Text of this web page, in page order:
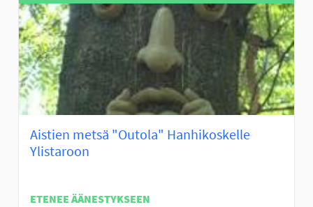
Aistien metsä "Outola" Hanhikoskelle
Ylistaroon
ETENEE ÄÄNESTYKSEEN